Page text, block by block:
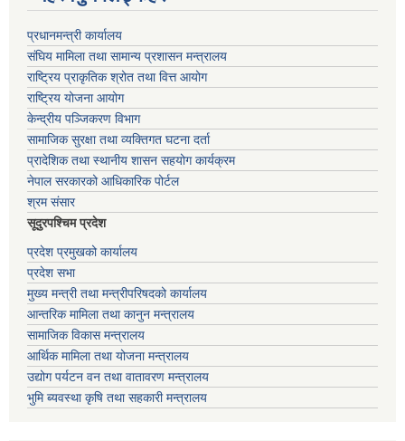
प्रधानमन्त्री कार्यालय
संघिय मामिला तथा सामान्य प्रशासन मन्त्रालय
राष्ट्रिय प्राकृतिक श्रोत तथा वित्त आयोग
राष्ट्रिय योजना आयोग
केन्द्रीय पञ्जिकरण विभाग
सामाजिक सुरक्षा तथा व्यक्तिगत घटना दर्ता
प्रादेशिक तथा स्थानीय शासन सहयोग कार्यक्रम
नेपाल सरकारको आधिकारिक पोर्टल
श्रम संसार
सूदुरपश्चिम प्रदेश
प्रदेश प्रमुखको कार्यालय
प्रदेश सभा
मुख्य मन्त्री तथा मन्त्रीपरिषदको कार्यालय
आन्तरिक मामिला तथा कानुन मन्त्रालय
सामाजिक विकास मन्त्रालय
आर्थिक मामिला तथा योजना मन्त्रालय
उद्योग पर्यटन वन तथा वातावरण मन्त्रालय
भुमि ब्यवस्था कृषि तथा सहकारी मन्त्रालय